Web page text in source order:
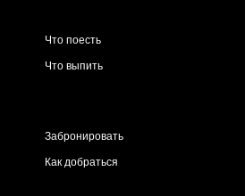
Что поесть
Что выпить
Забронировать
Как добраться